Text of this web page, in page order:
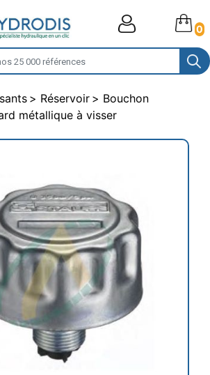
0
Réservoir
Bouchon
métallique à visser